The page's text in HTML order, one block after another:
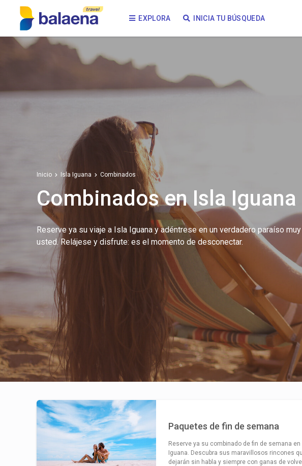
EXPLORA INICIA TU BÚSQUEDA
Inicio Isla Iguana Combinados
Combinados en Isla Iguana
Reserve ya su viaje a Isla Iguana y adéntrese en un verdadero paraíso
usted. Relájese y disfrute: es el momento de desconectar.
Paquetes de fin de semana
Reserve ya su combinado de fin de semana en
Iguana. Descubra sus maravillosos rincones
dejarán sin habla y siempre con ganas de